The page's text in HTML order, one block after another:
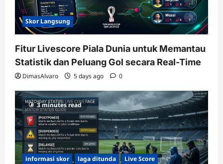
Skor Langsung
Fitur Livescore Piala Dunia untuk Memantau
Statistik dan Peluang Gol secara Real-Time
DimasAlvaro 5 days ago 0
3 minutes read
informasi skor laga ditunda
Live Score